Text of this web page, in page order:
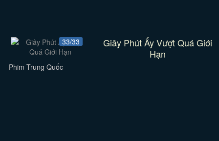
33/33
Giây Phút Ấy Vượt Quá Giới
Hạn
Phim Trung Quốc